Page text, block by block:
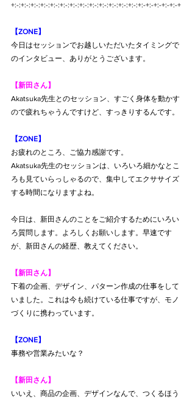
+:-:+:-:+:-:+:-:+:-:+:-:+:-:+:-:+:-:+:-:+:-:+:-:+:-:+:-+:-+:-+:-+:-+
【ZONE】
今日はセッションでお越しいただいたタイミングで
のインタビュー、ありがとうございます。
【新田さん】
Akatsuka先生とのセッション、すごく身体を動かす
ので疲れちゃうんですけど、すっきりするんです。
【ZONE】
お疲れのところ、ご協力感謝です。
Akatsuka先生のセッションは、いろいろ細かなとこ
ろも見ていらっしゃるので、集中してエクササイズ
する時間になりますよね。
今日は、新田さんのことをご紹介するためにいろい
ろ質問します。よろしくお願いします。早速です
が、新田さんの経歴、教えてください。
【新田さん】
下着の企画、デザイン、パターン作成の仕事をして
いました。これは今も続けている仕事ですが、モノ
づくりに携わっています。
【ZONE】
事務や営業みたいな？
【新田さん】
いいえ、商品の企画、デザインなんで、つくるほう